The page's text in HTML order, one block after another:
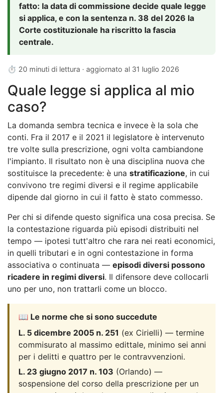
fatto: la data di commissione decide quale legge
si applica, e con la sentenza n. 38 del 2026 la
Corte costituzionale ha riscritto la fascia
centrale.
⏱ 20 minuti di lettura · aggiornato al 31 luglio 2026
Quale legge si applica al mio
caso?
La domanda sembra tecnica e invece è la sola che
conti. Fra il 2017 e il 2021 il legislatore è intervenuto
tre volte sulla prescrizione, ogni volta cambiandone
l'impianto. Il risultato non è una disciplina nuova che
sostituisce la precedente: è una stratificazione, in cui
convivono tre regimi diversi e il regime applicabile
dipende dal giorno in cui il fatto è stato commesso.
Per chi si difende questo significa una cosa precisa. Se
la contestazione riguarda più episodi distribuiti nel
tempo — ipotesi tutt'altro che rara nei reati economici,
in quelli tributari e in ogni contestazione in forma
associativa o continuata — episodi diversi possono
ricadere in regimi diversi. Il difensore deve collocarli
uno per uno, non trattarli come un blocco.
📖 Le norme che si sono succedute
L. 5 dicembre 2005 n. 251 (ex Cirielli) — termine
commisurato al massimo edittale, minimo sei anni
per i delitti e quattro per le contravvenzioni.
L. 23 giugno 2017 n. 103 (Orlando) —
sospensione del corso della prescrizione per un